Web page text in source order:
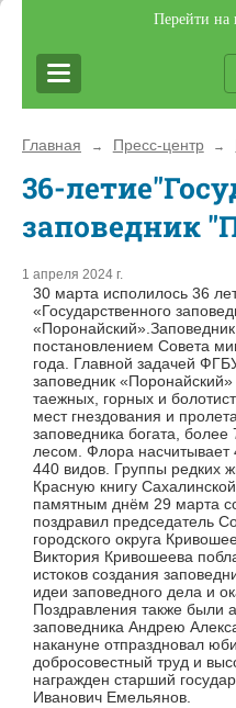
Перейти на
Главная → Пресс-центр →
36-
заповедник
1 апреля 2024 г.
30 марта исполилось 36
«Государственного
постановлением Совета
года. Главной задачей
заповедник
таежных, горных и
мест гнездования и
заповедника богата,
лесом. Флора
440 видов. Группы редких
Красную книгу
памятным днём 29 марта
поздравил председатель
городского округа
Виктория Кривошеева
истоков создания
идеи заповедного дела и
Поздравления также были
заповедника Андрею
накануне отпраздновал
добросовестный труд и
награжден старший
Иванович Емельянов.